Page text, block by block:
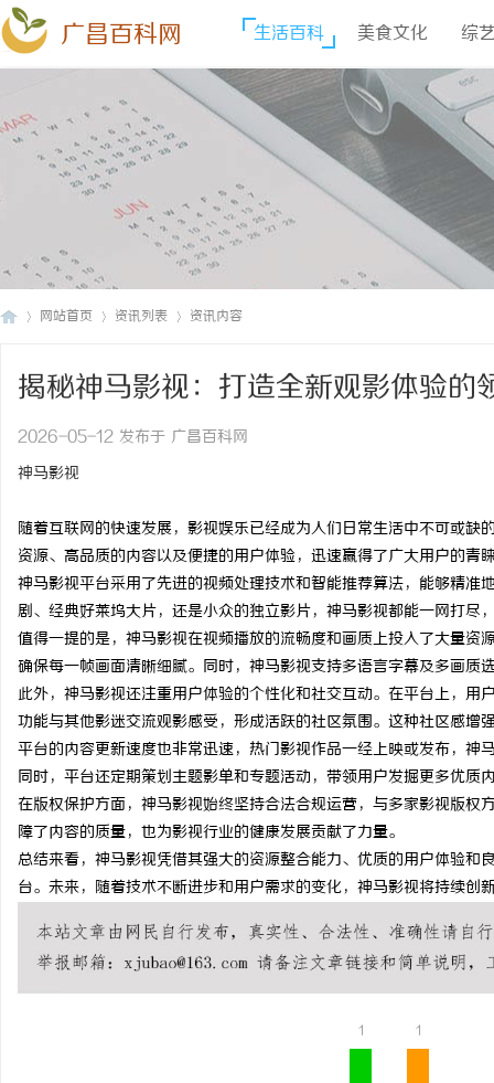
广昌百科网 生活百科 美食文化 综
网站首页 资讯列表 资讯内容
揭秘神马影视：打造全新观影体验的
2026-05-12 发布于 广昌百科网
神马影视
随着互联网的快速发展，影视娱乐已经成为人们日常生活中不可或
资源、高品质的内容以及便捷的用户体验，迅速赢得了广大用户的青
神马影视平台采用了先进的视频处理技术和智能推荐算法，能够精
剧、经典好莱坞大片，还是小众的独立影片，神马影视都能一网打尽
值得一提的是，神马影视在视频播放的流畅度和画质上投入了大量
确保每一帧画面清晰细腻。同时，神马影视支持多语言字幕及多画质
此外，神马影视还注重用户体验的个性化和社交互动。在平台上，
功能与其他影迷交流观影感受，形成活跃的社区氛围。这种社区感增
平台的内容更新速度也非常迅速，热门影视作品一经上映或发布，
同时，平台还定期策划主题影单和专题活动，带领用户发掘更多优质
在版权保护方面，神马影视始终坚持合法合规运营，与多家影视版
障了内容的质量，也为影视行业的健康发展贡献了力量。
总结来看，神马影视凭借其强大的资源整合能力、优质的用户体验
台。未来，随着技术不断进步和用户需求的变化，神马影视将持续创
1 1